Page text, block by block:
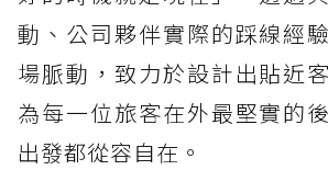
動、公司夥伴實際的踩線經
場脈動，致力於設計出貼近
為每一位旅客在外最堅實的
出發都從容自在。